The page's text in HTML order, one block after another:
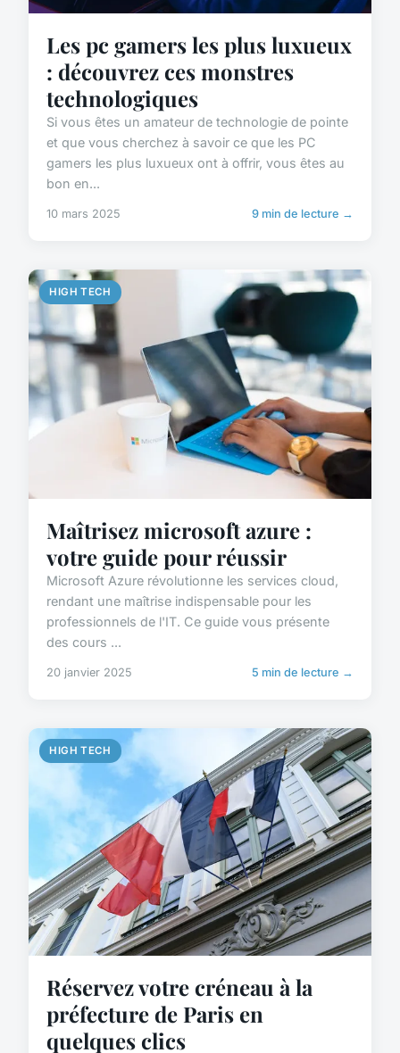
Les pc gamers les plus luxueux
: découvrez ces monstres
technologiques
Si vous êtes un amateur de technologie de pointe
et que vous cherchez à savoir ce que les PC
gamers les plus luxueux ont à offrir, vous êtes au
bon en...
10 mars 2025 9 min de lecture →
HIGH TECH
Maîtrisez microsoft azure :
votre guide pour réussir
Microsoft Azure révolutionne les services cloud,
rendant une maîtrise indispensable pour les
professionnels de l'IT. Ce guide vous présente
des cours ...
20 janvier 2025 5 min de lecture →
HIGH TECH
Réservez votre créneau à la
préfecture de Paris en
quelques clics